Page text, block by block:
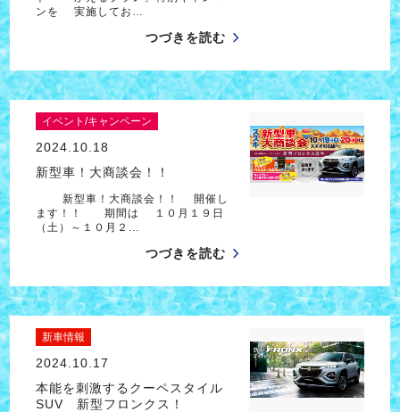
ンを 実施してお…
つづきを読む
イベント/キャンペーン
2024.10.18
新型車！大商談会！！
新型車！大商談会！！ 開催し
ます！！ 期間は １０月１９日
（土）～１０月２…
つづきを読む
新車情報
2024.10.17
本能を刺激するクーペスタイル
SUV 新型フロンクス！